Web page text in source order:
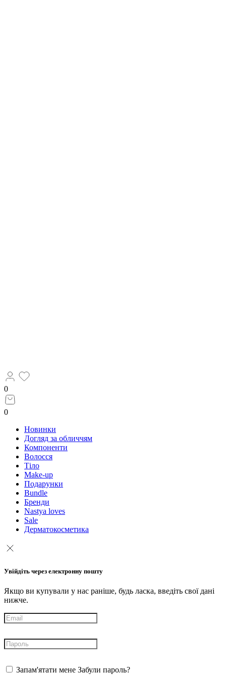
0
0
Новинки
Догляд за обличчям
Компоненти
Волосся
Тіло
Make-up
Подарунки
Bundle
Бренди
Nastya loves
Sale
Дерматокосметика
Увійдіть через електронну пошту
Якщо ви купували у нас раніше, будь ласка, введіть свої дані
нижче.
Запам'ятати мене Забули пароль?